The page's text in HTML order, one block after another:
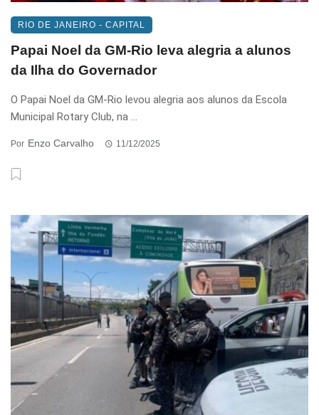
RIO DE JANEIRO - CAPITAL
Papai Noel da GM-Rio leva alegria a alunos
da Ilha do Governador
O Papai Noel da GM-Rio levou alegria aos alunos da Escola
Municipal Rotary Club, na ...
Por Enzo Carvalho 11/12/2025